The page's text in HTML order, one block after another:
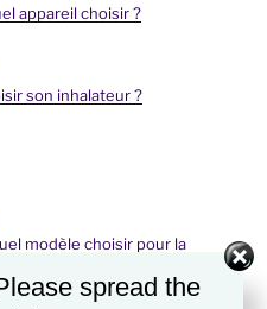
appareil choisir ?
son inhalateur ?
modèle choisir pour la
spread the